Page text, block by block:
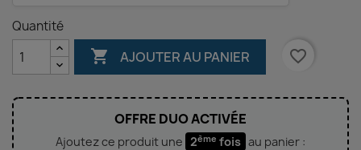
Quantité
 AJOUTER AU PANIER favorite_border
OFFRE DUO ACTIVÉE
Ajoutez ce produit une 2ème fois au panier :